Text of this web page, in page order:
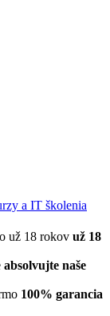
už 18
absolvujte naše
100% garancia